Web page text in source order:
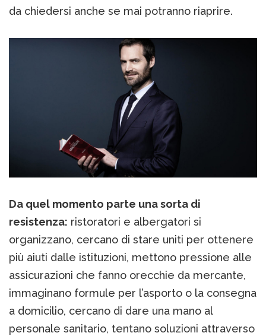
da chiedersi anche se mai potranno riaprire.
Da quel momento parte una sorta di
resistenza: ristoratori e albergatori si
organizzano, cercano di stare uniti per ottenere
più aiuti dalle istituzioni, mettono pressione alle
assicurazioni che fanno orecchie da mercante,
immaginano formule per l’asporto o la consegna
a domicilio, cercano di dare una mano al
personale sanitario, tentano soluzioni attraverso